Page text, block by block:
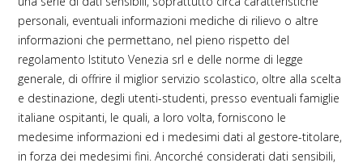
personali, eventuali informazioni mediche di rilievo o altre
informazioni che permettano, nel pieno rispetto del
regolamento Istituto Venezia srl e delle norme di legge
generale, di offrire il miglior servizio scolastico, oltre alla scelta
e destinazione, degli utenti-studenti, presso eventuali famiglie
italiane ospitanti, le quali, a loro volta, forniscono le
medesime informazioni ed i medesimi dati al gestore-titolare,
in forza dei medesimi fini. Ancorché considerati dati sensibili,